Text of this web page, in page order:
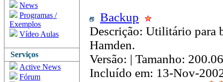
News
Programas /
Exemplos
Vídeo Aulas
Serviços
Active News
Fórum
Backup
Descrição: Utilitário para
Hamden.
Versão: | Tamanho:
Incluído em: 13-Nov-